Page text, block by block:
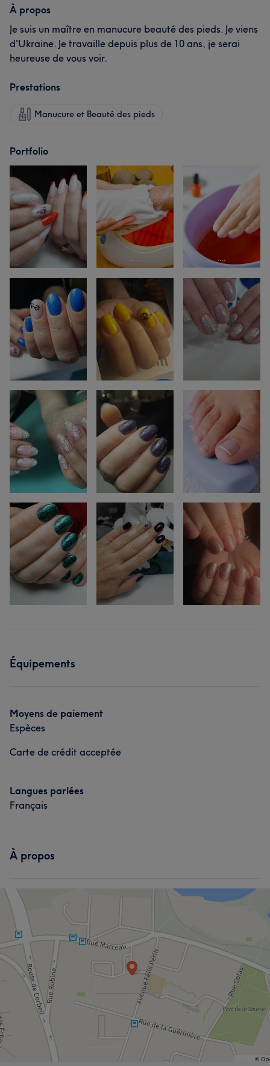
À propos
Je suis un maître en manucure beauté des pieds. Je viens
d'Ukraine. Je travaille depuis plus de 10 ans, je serai
heureuse de vous voir.
Prestations
Manucure et Beauté des pieds
Portfolio
Équipements
Moyens de paiement
Espèces
Carte de crédit acceptée
Langues parlées
Français
À propos